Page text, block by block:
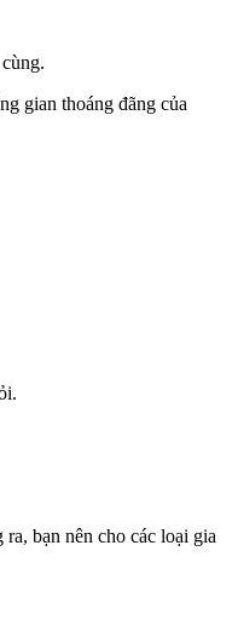
gian thoáng đãng của
bạn nên cho các loại gia